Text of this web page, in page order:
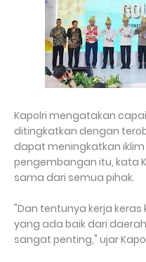
Kapolri mengatakan
ditingkatkan dengan
dapat meningkatkan
pengembangan itu, kata
sama dari semua pihak.
"Dan tentunya kerja
yang ada baik dari
sangat penting," ujar